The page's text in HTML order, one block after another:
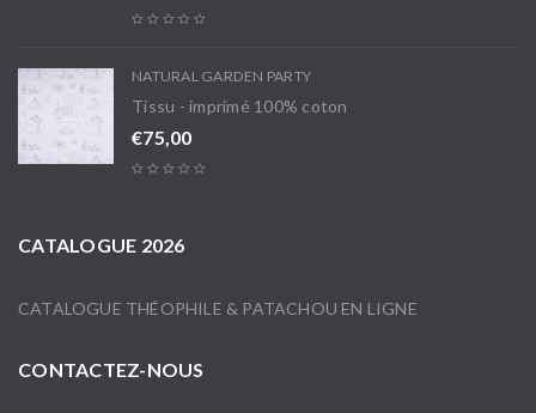
NATURAL GARDEN PARTY
Tissu - imprimé 100% coton
€75,00
CATALOGUE 2026
CATALOGUE THÉOPHILE & PATACHOU EN LIGNE
CONTACTEZ-NOUS